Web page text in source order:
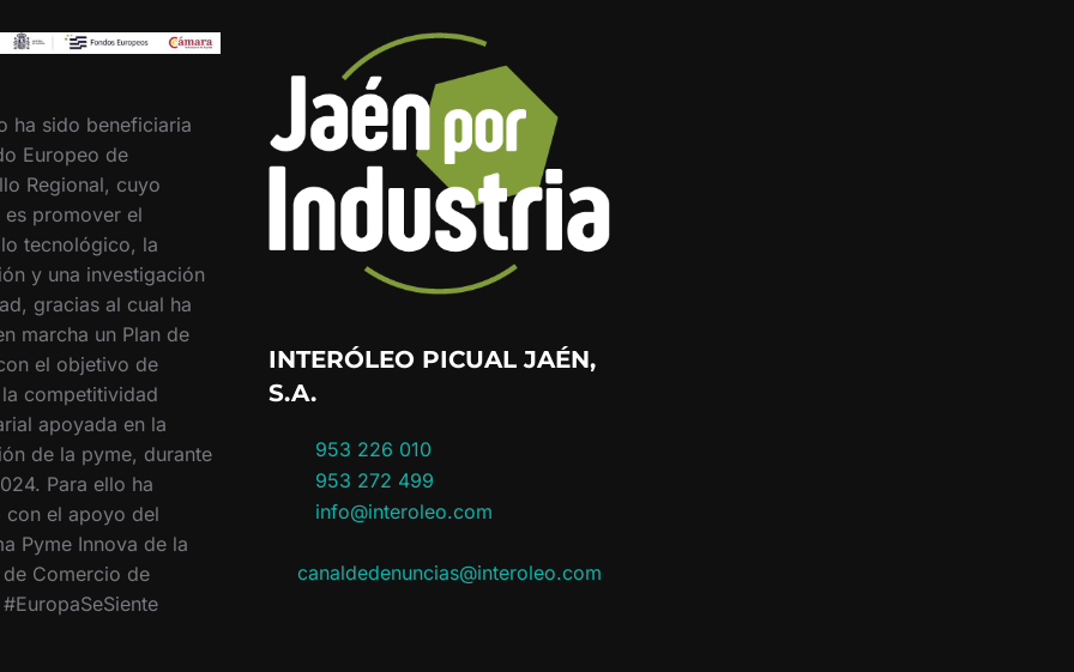
ha sido beneficiaria
Europeo de
Regional, cuyo
promover el
tecnológico, la
y una investigación
gracias al cual ha
marcha un Plan de
el objetivo de
competitividad
apoyada en la
de la pyme, durante
Para ello ha
con el apoyo del
Pyme Innova de la
de Comercio de
INTERÓLEO PICUAL JAÉN,
S.A.
953 226 010
953 272 499
info@interoleo.com
canaldedenuncias@interoleo.com